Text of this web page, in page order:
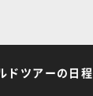
ドツアーの日程